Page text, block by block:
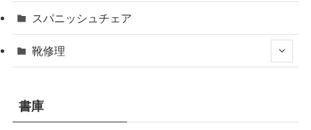
スパニッシュチェア
靴修理
書庫